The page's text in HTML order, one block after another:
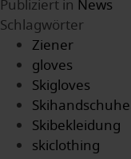
Publiziert in News
Schlagwörter
Ziener
gloves
Skigloves
Skihandschuhe
Skibekleidung
skiclothing